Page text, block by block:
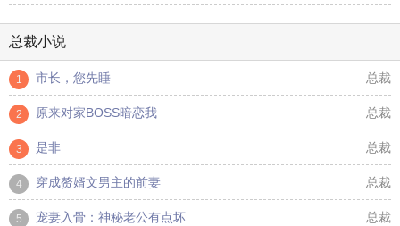
总裁小说
1 市长，您先睡 总裁
2 原来对家BOSS暗恋我 总裁
3 是非 总裁
4 穿成赘婿文男主的前妻 总裁
5 宠妻入骨：神秘老公有点坏 总裁